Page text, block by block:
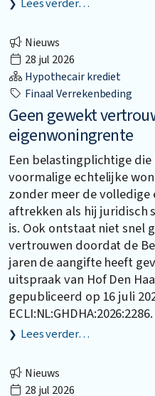
Nieuws
28 jul 2026
Hypothecair krediet
Finaal Verrekenbeding
Geen gewekt
eigenwoningrente
Een belastingplichtige
voormalige echtelijke
zonder meer de
aftrekken als hij juridisch
is. Ook ontstaat niet snel
vertrouwen doordat de
jaren de aangifte heeft
uitspraak van Hof Den
gepubliceerd op 16 juli
ECLI:NL:GHDHA:2026:2286.
Lees verder…
Nieuws
28 jul 2026